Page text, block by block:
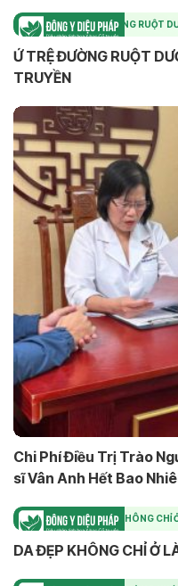
Ứ TRỆ ĐƯỜNG RUỘT
Ứ TRỆ ĐƯỜNG RUỘT
TRUYỀN
Chi Phí Điều Trị Trào
sĩ Vân Anh Hết Bao
DA ĐẸP KHÔNG CHỈ
DA ĐẸP KHÔNG CHỈ Ở